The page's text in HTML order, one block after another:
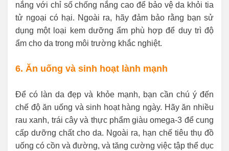
nắng với chỉ số chống nắng cao để bảo vệ da khỏi tia
tử ngoại có hại. Ngoài ra, hãy đảm bảo rằng bạn sử
dụng một loại kem dưỡng ẩm phù hợp để duy trì độ
ẩm cho da trong môi trường khắc nghiệt.
6. Ăn uống và sinh hoạt lành mạnh
Để có làn da đẹp và khỏe mạnh, bạn cần chú ý đến
chế độ ăn uống và sinh hoạt hàng ngày. Hãy ăn nhiều
rau xanh, trái cây và thực phẩm giàu omega-3 để cung
cấp dưỡng chất cho da. Ngoài ra, hạn chế tiêu thụ đồ
uống có cồn và đường, và tăng cường việc tập thể dục